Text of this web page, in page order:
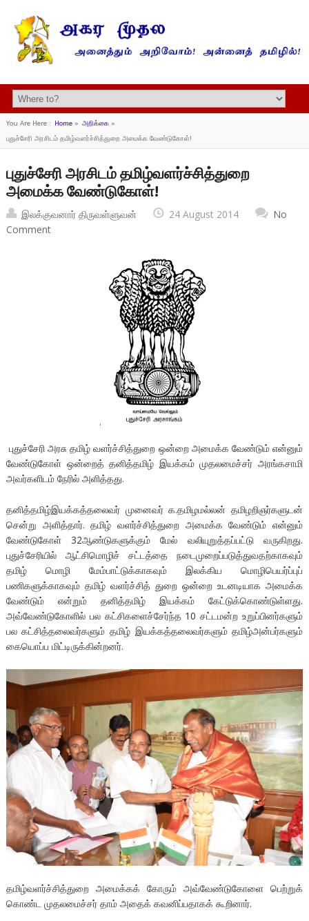
You Are Here : Home» அறிக்கை»
புதுச்சேரி அரசிடம் தமிழ்வளர்ச்சித்துறை அமைக்க வேண்டுகோள்!
புதுச்சேரி அரசிடம் தமிழ்வளர்ச்சித்துறை
அமைக்க வேண்டுகோள்!
இலக்குவனார் திருவள்ளுவன் 24 August 2014
No
Comment
புதுச்சேரி அரசு தமிழ் வளர்ச்சித்துறை ஒன்றை அமைக்க வேண்டும் என்னும்
வேண்டுகோள் ஒன்றைத் தனித்தமிழ் இயக்கம் முதலமைச்சர் அரங்கசாமி
அவர்களிடம் நேரில் அளித்தது.
தனித்தமிழ்இயக்கத்தலைவர் முனைவர் க.தமிழமல்லன் தமிழறிஞர்களுடன்
சென்று அளித்தார். தமிழ் வளர்ச்சித்துறை அமைக்க வேண்டும் என்னும்
வேண்டுகோள் 32ஆண்டுகளுக்கும் மேல் வலியுறுத்தப்பட்டு வருகிறது.
புதுச்சேரியில் ஆட்சிமொழிச் சட்டத்தை நடைமுறைப்படுத்துவதற்காகவும்
தமிழ் மொழி மேம்பாட்டுக்காகவும் இலக்கிய மொழிபெயர்ப்புப்
பணிகளுக்காகவும் தமிழ் வளர்ச்சித் துறை ஒன்றை உடனடியாக அமைக்க
வேண்டும் என்றும் தனித்தமிழ் இயக்கம் கேட்டுக்கொண்டுள்ளது.
அவ்வேண்டுகோளில் பல கட்சிகளைச்சேர்ந்த 10 சட்டமன்ற உறுப்பினர்களும்
பல கட்சித்தலைவர்களும் தமிழ் இயக்கத்தலைவர்களும் தமிழ்அன்பர்களும்
கையொப்ப மிட்டிருக்கின்றனர்.
தமிழ்வளர்ச்சித்துறை அமைக்கக் கோரும் அவ்வேண்டுகோளை பெற்றுக்
கொண்ட முதலமைச்சர் தாம் அதைக் கவனிப்பதாகக் கூறினார்.